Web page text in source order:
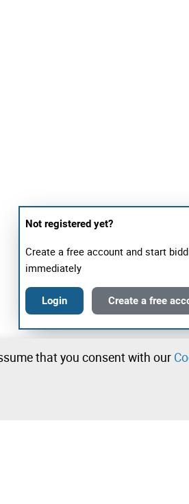
Not registered yet?
Create a free account and start
immediately
Login Create a free
that you consent with our